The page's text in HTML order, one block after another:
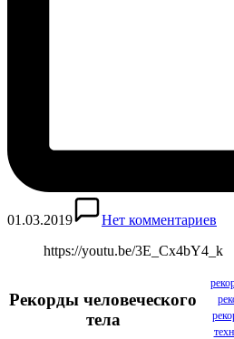
01.03.2019
Нет комментариев
https://youtu.be/3E_Cx4bY4_k
Рекорды человеческого
тела